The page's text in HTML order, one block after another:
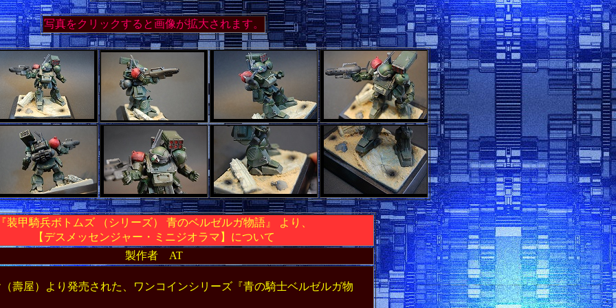
写真をクリックすると画像が拡大されます。
装甲騎兵ボトムズ （シリーズ） 青のベルゼルガ物語』 より、
【デスメッセンジャー・ミニジオラマ】について
製作者 AT
屋）より発売された、ワンコインシリーズ『青の騎士ベルゼルガ物